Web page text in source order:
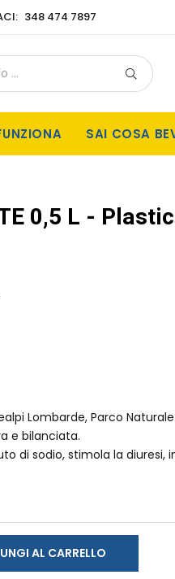
348 474 7897
SAI COSA
0,5 L -
Lombarde, Parco
e bilanciata.
di sodio, stimola la
AL CARRELLO